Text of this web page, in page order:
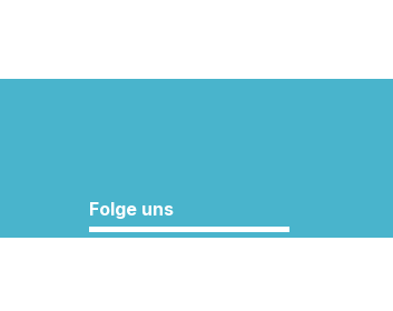
Folge uns